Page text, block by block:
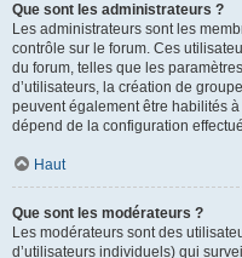
Que sont les administrateurs ?
Les administrateurs sont les
contrôle sur le forum. Ces
du forum, telles que les
d’utilisateurs, la création de
peuvent également être habilités
dépend de la configuration
Haut
Que sont les modérateurs ?
Les modérateurs sont des
d’utilisateurs individuels) qui